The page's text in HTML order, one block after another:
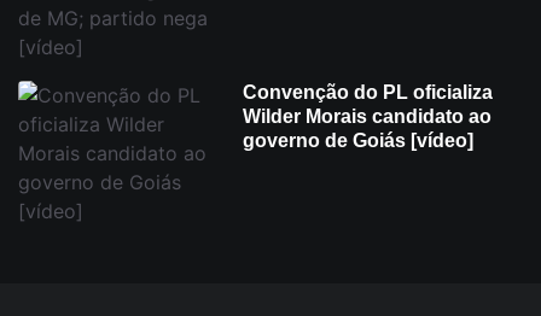
Convenção do PL oficializa
Wilder Morais candidato ao
governo de Goiás [vídeo]